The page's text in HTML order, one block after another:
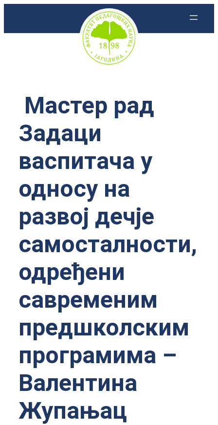
Мастер рад
Задаци
васпитача у
односу на
развој дечје
самосталности,
одређени
савременим
предшколским
програмима –
Валентина
Жупањац